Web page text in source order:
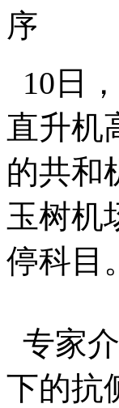
序
10日
直升机
的共和
玉树机
停科目。
专家
下的抗